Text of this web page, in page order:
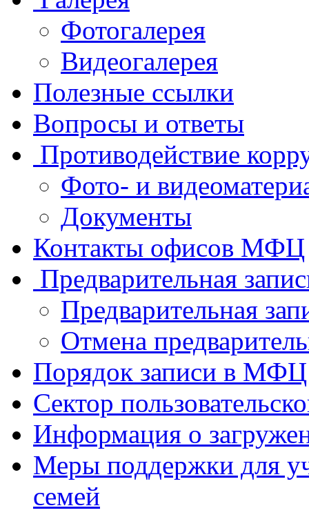
Фотогалерея
Видеогалерея
Полезные ссылки
Вопросы и ответы
Противодействие
Фото- и
Документы
Контакты офисов МФЦ
Предварительная
Предварительная
Отмена
Порядок записи в МФЦ
Сектор
Информация о
Меры поддержки для
семей